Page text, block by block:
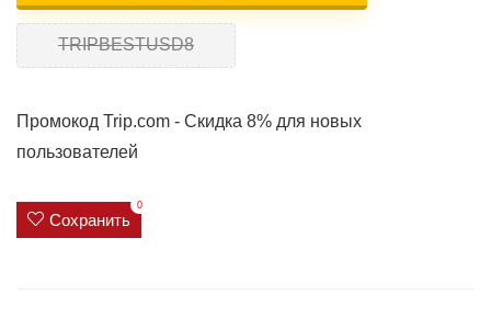
TRIPBESTUSD8
Промокод Trip.com - Скидка 8% для новых
пользователей
Сохранить
0